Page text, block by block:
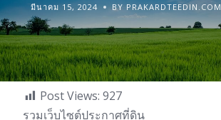
มีนาคม 15, 2024 BY PRAKARDTEEDIN.COM
Post Views: 927
รวมเว็บไซต์ประกาศที่ดิน